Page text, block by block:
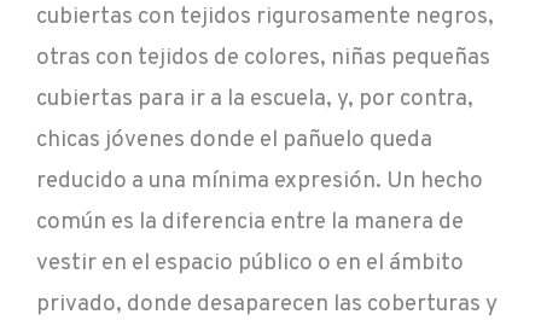
cubiertas con tejidos rigurosamente negros,
otras con tejidos de colores, niñas pequeñas
cubiertas para ir a la escuela, y, por contra,
chicas jóvenes donde el pañuelo queda
reducido a una mínima expresión. Un hecho
común es la diferencia entre la manera de
vestir en el espacio público o en el ámbito
privado, donde desaparecen las coberturas y